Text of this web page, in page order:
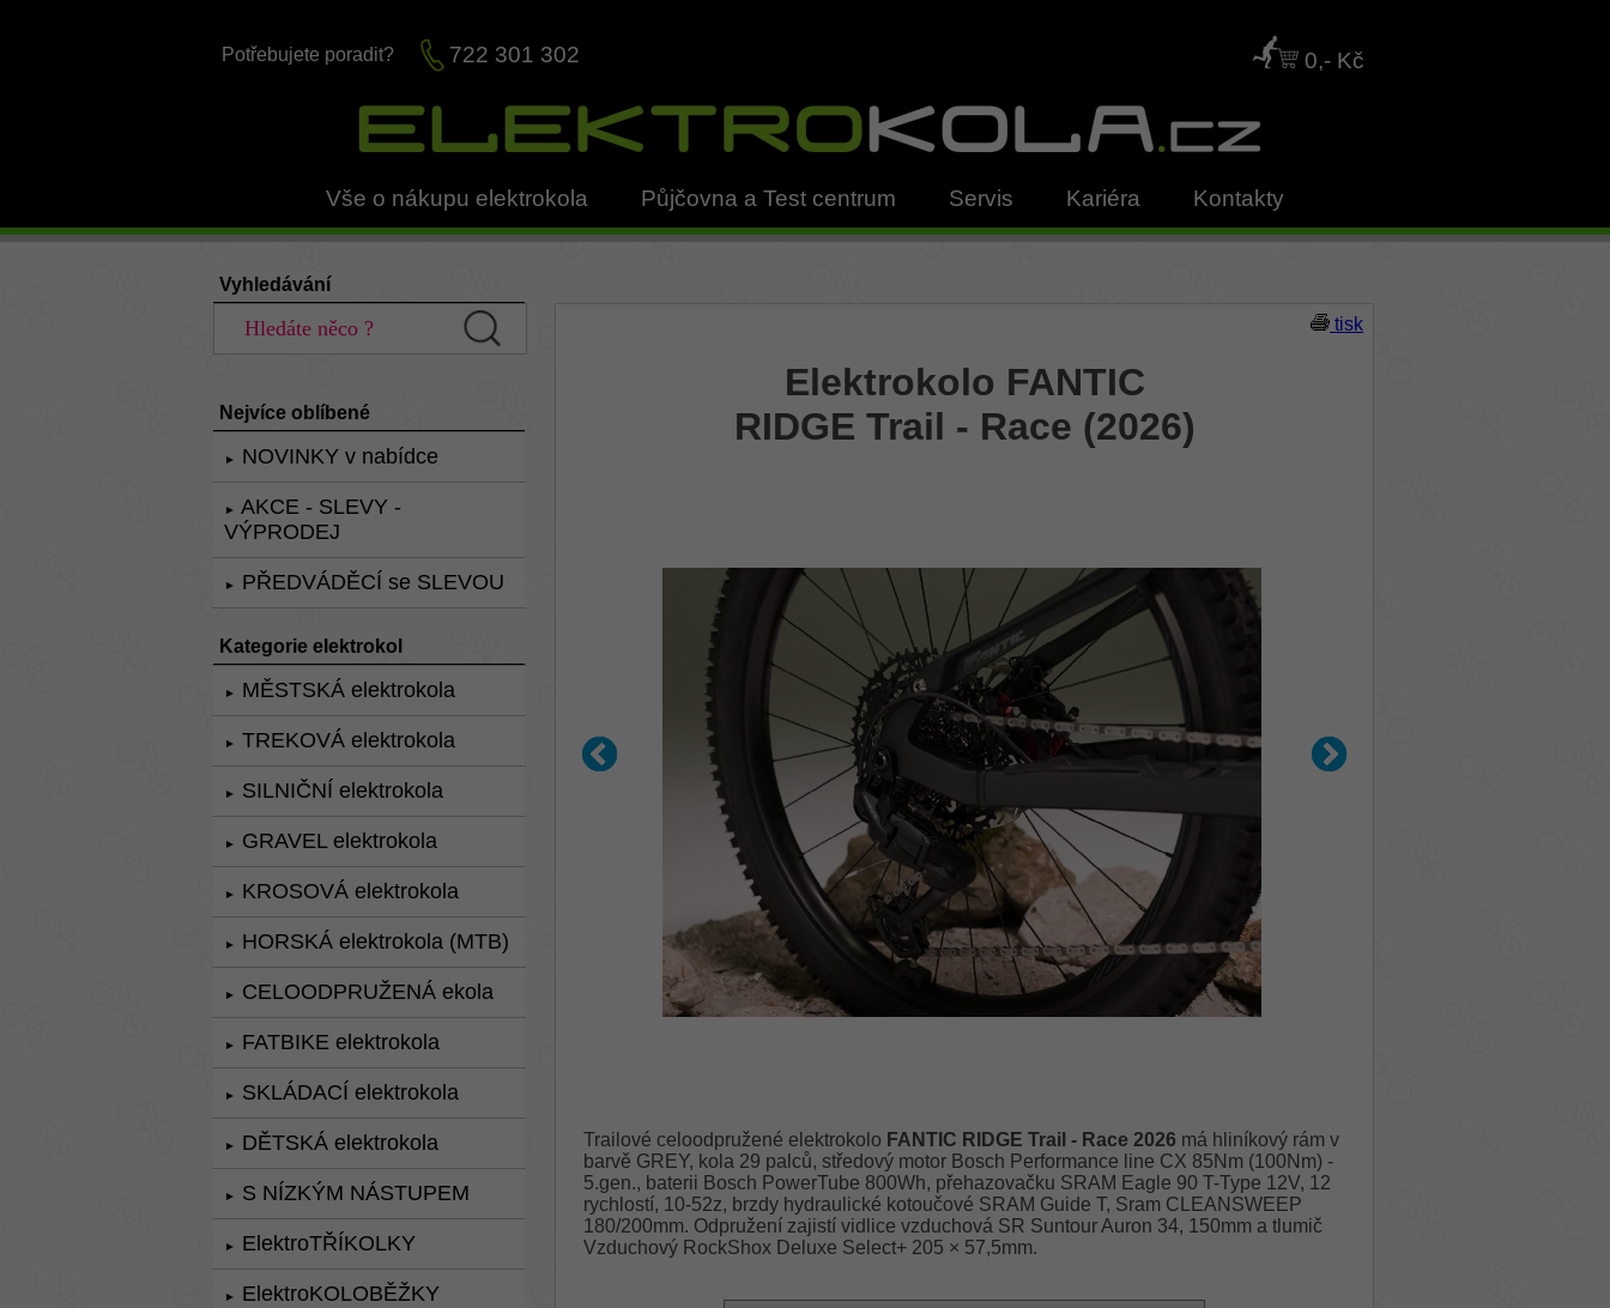
Potřebujete poradit? 722 301 302 0,- Kč
Vše o nákupu elektrokola Půjčovna a Test centrum Servis Kariéra Kontakty
Vyhledávání
Nejvíce oblíbené
► NOVINKY v nabídce
►
AKCE - SLEVY -
VÝPRODEJ
► PŘEDVÁDĚCÍ se SLEVOU
Kategorie elektrokol
► MĚSTSKÁ elektrokola
► TREKOVÁ elektrokola
► SILNIČNÍ elektrokola
► GRAVEL elektrokola
► KROSOVÁ elektrokola
► HORSKÁ elektrokola (MTB)
► CELOODPRUŽENÁ ekola
► FATBIKE elektrokola
► SKLÁDACÍ elektrokola
► DĚTSKÁ elektrokola
► S NÍZKÝM NÁSTUPEM
► ElektroTŘÍKOLKY
► ElektroKOLOBĚŽKY
tisk
Elektrokolo FANTIC
RIDGE Trail - Race (2026)
Trailové celoodpružené elektrokolo FANTIC RIDGE Trail - Race 2026 má hliníkový rám v
barvě GREY, kola 29 palců, středový motor Bosch Performance line CX 85Nm (100Nm) -
5.gen., baterii Bosch PowerTube 800Wh, přehazovačku SRAM Eagle 90 T-Type 12V, 12
rychlostí, 10-52z, brzdy hydraulické kotoučové SRAM Guide T, Sram CLEANSWEEP
180/200mm. Odpružení zajistí vidlice vzduchová SR Suntour Auron 34, 150mm a tlumič
Vzduchový RockShox Deluxe Select+ 205 × 57,5mm.